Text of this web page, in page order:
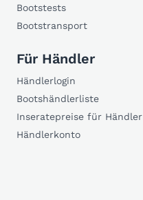
Bootstests
Bootstransport
Für Händler
Händlerlogin
Bootshändlerliste
Inseratepreise für Händler
Händlerkonto